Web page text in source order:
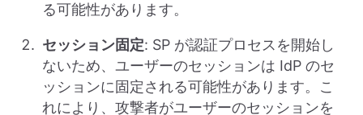
る可能性があります。
セッション固定: SP が認証プロセスを開始し
ないため、ユーザーのセッションは IdP のセ
ッションに固定される可能性があります。こ
れにより、攻撃者がユーザーのセッションを